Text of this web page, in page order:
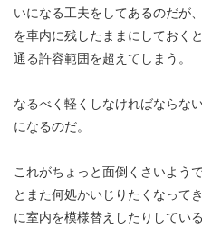
いになる工夫をしてあるのだが
を車内に残したままにしておく
通る許容範囲を超えてしまう。
なるべく軽くしなければならな
になるのだ。
これがちょっと面倒くさいよう
とまた何処かいじりたくなって
に室内を模様替えしたりしてい